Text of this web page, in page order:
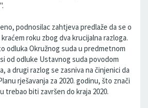
podnosilac zahtjeva predlaže da se o
roku zbog dva krucijalna razloga.
odluka Okružnog suda u predmetnom
od odluke Ustavnog suda povodom
a drugi razlog se zasniva na činjenici da
rješavanja za 2020. godinu, što znači
trebao biti završen do kraja 2020.